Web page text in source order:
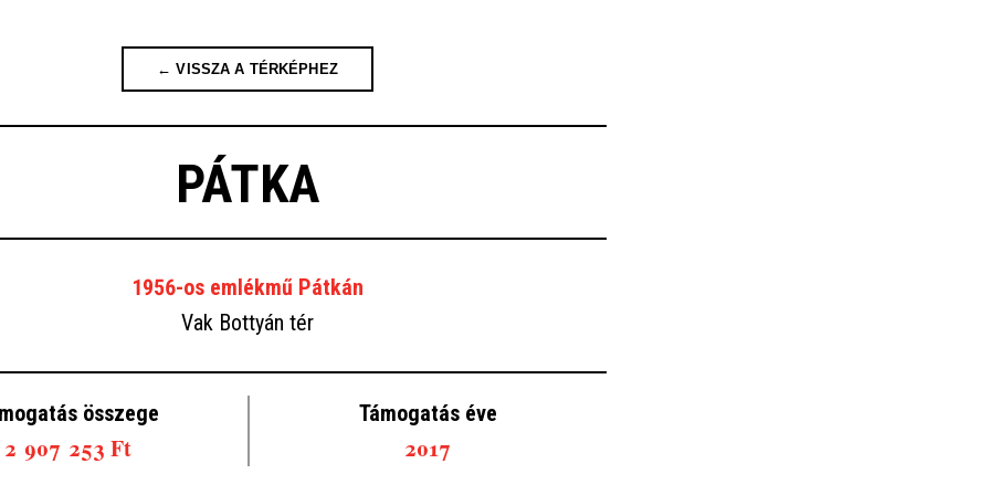
← VISSZA A TÉRKÉPHEZ
PÁTKA
1956-os emlékmű Pátkán
Vak Bottyán tér
összege
2 907 253 Ft
Támogatás éve
2017